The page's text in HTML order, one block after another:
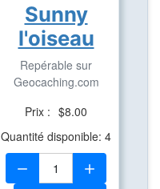
Sunny
l'oiseau
Repérable sur
Geocaching.com
Prix : $8.00
Quantité disponible: 4
Quantité: